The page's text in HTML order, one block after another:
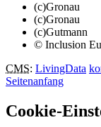
(c)Gronau
(c)Gronau
(c)Gutmann
© Inclusion
CMS: LivingData
Seitenanfang
Cookie-